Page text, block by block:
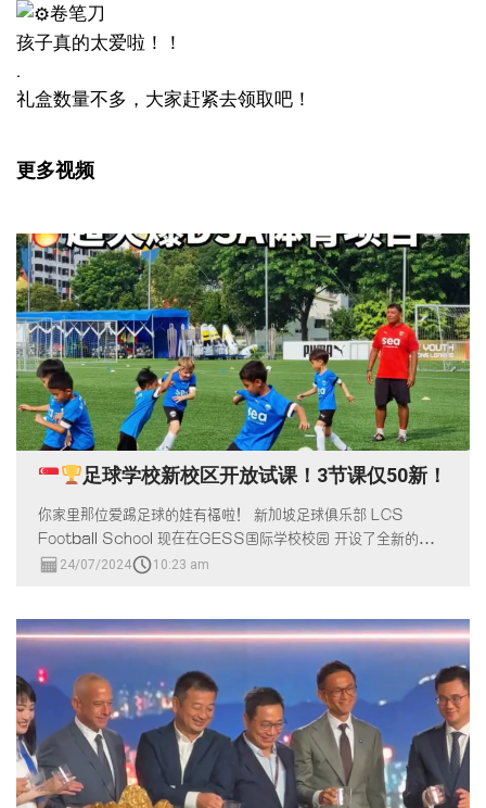
卷笔刀
孩子真的太爱啦！！
.
礼盒数量不多，大家赶紧去领取吧！
更多视频
足球学校新校区开放试课！3节课仅50新！
你家里那位爱踢足球的娃有福啦！ 新加坡足球俱乐部 LCS
Football School 现在在GESS国际学校校园 开设了全新的足球
训练校区！
24/07/2024 10:23 am